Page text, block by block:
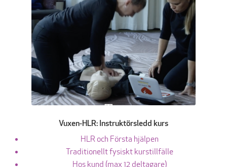
Vuxen-HLR: Instruktörsledd kurs
HLR och Första hjälpen
Traditionellt fysiskt kurstillfälle
Hos kund (max 12 deltagare)